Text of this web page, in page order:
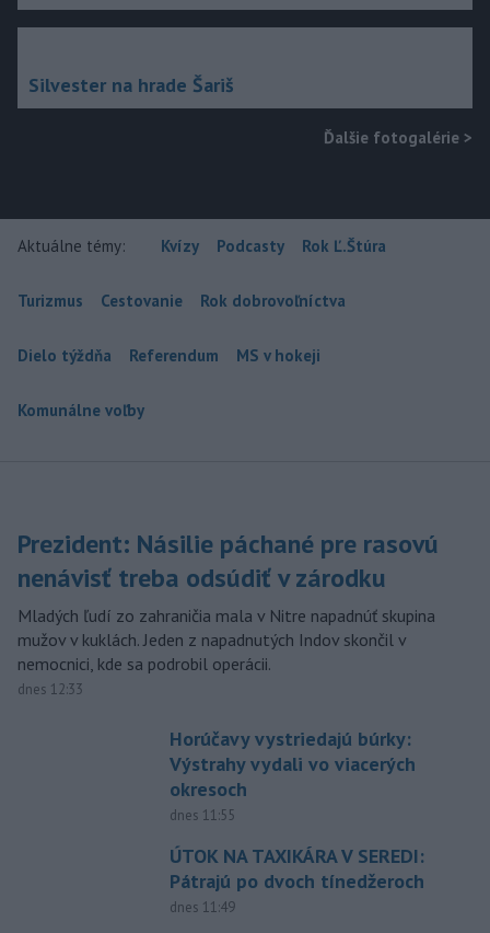
Silvester na hrade Šariš
Ďalšie fotogalérie >
Aktuálne témy: Kvízy Podcasty Rok Ľ.Štúra
Turizmus Cestovanie Rok dobrovoľníctva
Dielo týždňa Referendum MS v hokeji
Komunálne voľby
Prezident: Násilie páchané pre rasovú
nenávisť treba odsúdiť v zárodku
Mladých ľudí zo zahraničia mala v Nitre napadnúť skupina
mužov v kuklách. Jeden z napadnutých Indov skončil v
nemocnici, kde sa podrobil operácii.
dnes 12:33
Horúčavy vystriedajú búrky:
Výstrahy vydali vo viacerých
okresoch
dnes 11:55
ÚTOK NA TAXIKÁRA V SEREDI:
Pátrajú po dvoch tínedžeroch
dnes 11:49